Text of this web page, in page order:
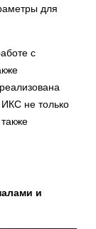
для
с
не только
и